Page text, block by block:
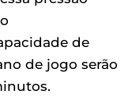
de
de jogo serão